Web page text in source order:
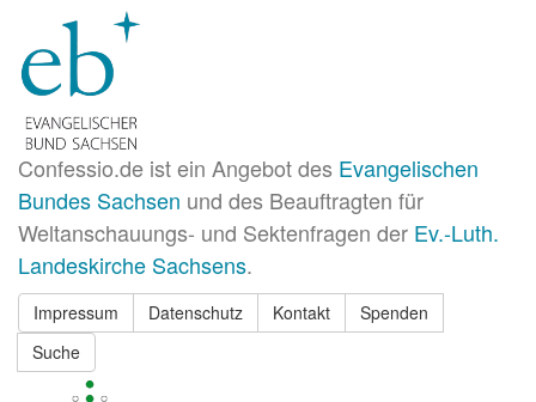
Confessio.de ist ein Angebot des Evangelischen
Bundes Sachsen und des Beauftragten für
Weltanschauungs- und Sektenfragen der Ev.-Luth.
Landeskirche Sachsens.
Impressum Datenschutz Kontakt
Spenden
Suche